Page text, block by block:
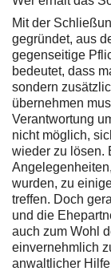
Mit der
gegründet, aus
gegenseitige
bedeutet, dass
sondern
übernehmen
Verantwortung
nicht möglich,
wieder zu lösen.
wurden, zu
treffen. Doch
und die
auch zum Wohl
einvernehmlich
anwaltlicher